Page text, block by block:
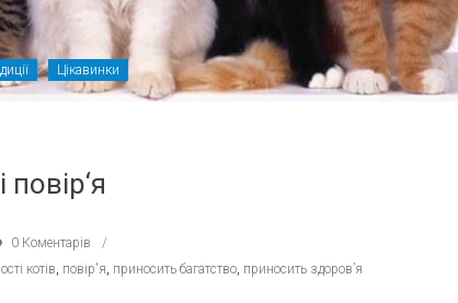
Цікавинки
0 Коментарів
котів повір'я приносить багатство приносить здоров’я